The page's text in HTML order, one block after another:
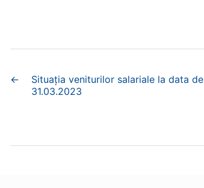
←
Situația veniturilor salariale la data de
31.03.2023